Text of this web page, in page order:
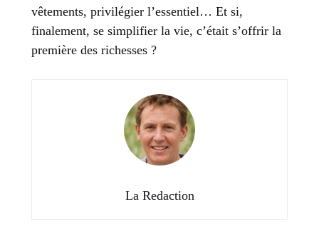
vêtements, privilégier l’essentiel… Et si,
finalement, se simplifier la vie, c’était s’offrir la
première des richesses ?
La Redaction